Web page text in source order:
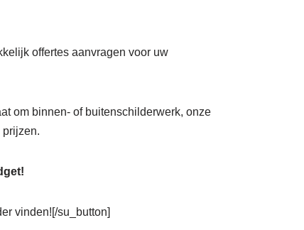
offertes aanvragen voor uw
om binnen- of buitenschilderwerk, onze
vinden![/su_button]